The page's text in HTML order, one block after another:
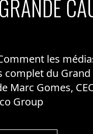
les
du
Marc Gomes,
Group